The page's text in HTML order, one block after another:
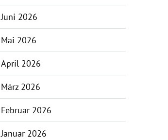
Juni 2026
Mai 2026
April 2026
März 2026
Februar 2026
Januar 2026